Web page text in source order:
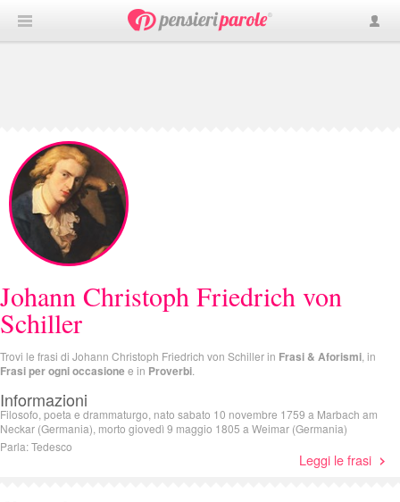
Johann Christoph Friedrich von
Schiller
Trovi le frasi di Johann Christoph Friedrich von Schiller in Frasi & Aforismi , in
Frasi per ogni occasionee in Proverbi
Informazioni
Filosofo, poeta e drammaturgo, nato sabato 10 novembre 1759 a Marbach am
Neckar (Germania), morto giovedì 9 maggio 1805 a Weimar (Germania)
Parla: Tedesco
Leggi le frasi